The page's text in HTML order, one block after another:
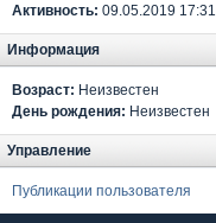
Активность: 09.05.2019 17:31
Информация
Возраст: Неизвестен
День рождения: Неизвестен
Управление
Публикации пользователя